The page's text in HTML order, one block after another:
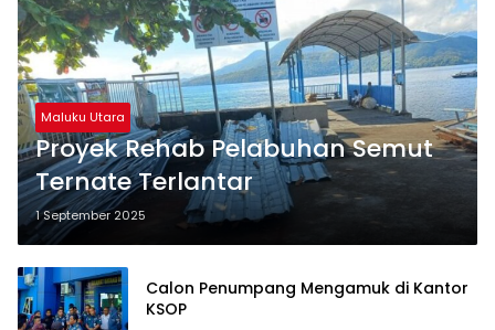
Maluku Utara
Proyek Rehab Pelabuhan Semut
Ternate Terlantar
1 September 2025
Calon Penumpang Mengamuk di Kantor
KSOP